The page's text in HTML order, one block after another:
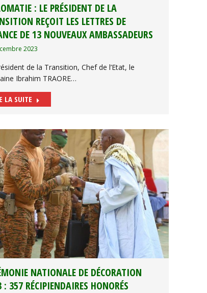
: LE PRÉSIDENT DE LA
REÇOIT LES LETTRES DE
DE 13 NOUVEAUX AMBASSADEURS
2023
de la Transition, Chef de l’Etat, le
Ibrahim TRAORE…
LA SUITE
NATIONALE DE DÉCORATION
: 357 RÉCIPIENDAIRES HONORÉS